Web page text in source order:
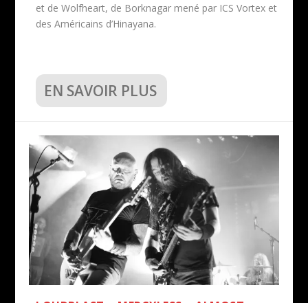
et de Wolfheart, de Borknagar mené par ICS Vortex et
des Américains d’Hinayana.
EN SAVOIR PLUS